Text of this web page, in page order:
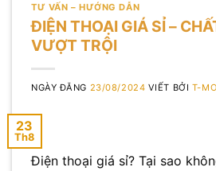
TƯ VẤN – HƯỚNG DẪN
ĐIỆN THOẠI GIÁ SỈ –
VƯỢT TRỘI
NGÀY ĐĂNG 23/08/2024 VIẾT BỞI T-
23
Th8
Điện thoại giá sỉ? Tại sao